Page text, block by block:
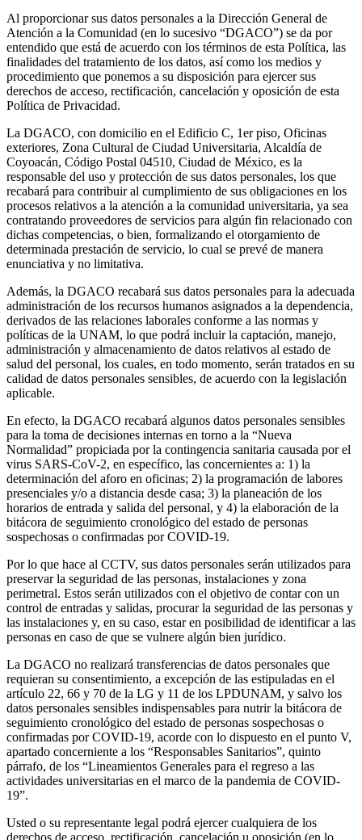
Al proporcionar sus datos personales a la Dirección General de
Atención a la Comunidad (en lo sucesivo “DGACO”) se da por
entendido que está de acuerdo con los términos de esta Política, las
finalidades del tratamiento de los datos, así como los medios y
procedimiento que ponemos a su disposición para ejercer sus
derechos de acceso, rectificación, cancelación y oposición de esta
Política de Privacidad.
La DGACO, con domicilio en el Edificio C, 1er piso, Oficinas
exteriores, Zona Cultural de Ciudad Universitaria, Alcaldía de
Coyoacán, Código Postal 04510, Ciudad de México, es la
responsable del uso y protección de sus datos personales, los que
recabará para contribuir al cumplimiento de sus obligaciones en los
procesos relativos a la atención a la comunidad universitaria, ya sea
contratando proveedores de servicios para algún fin relacionado con
dichas competencias, o bien, formalizando el otorgamiento de
determinada prestación de servicio, lo cual se prevé de manera
enunciativa y no limitativa.
Además, la DGACO recabará sus datos personales para la adecuada
administración de los recursos humanos asignados a la dependencia,
derivados de las relaciones laborales conforme a las normas y
políticas de la UNAM, lo que podrá incluir la captación, manejo,
administración y almacenamiento de datos relativos al estado de
salud del personal, los cuales, en todo momento, serán tratados en su
calidad de datos personales sensibles, de acuerdo con la legislación
aplicable.
En efecto, la DGACO recabará algunos datos personales sensibles
para la toma de decisiones internas en torno a la “Nueva
Normalidad” propiciada por la contingencia sanitaria causada por el
virus SARS-CoV-2, en específico, las concernientes a: 1) la
determinación del aforo en oficinas; 2) la programación de labores
presenciales y/o a distancia desde casa; 3) la planeación de los
horarios de entrada y salida del personal, y 4) la elaboración de la
bitácora de seguimiento cronológico del estado de personas
sospechosas o confirmadas por COVID-19.
Por lo que hace al CCTV, sus datos personales serán utilizados para
preservar la seguridad de las personas, instalaciones y zona
perimetral. Estos serán utilizados con el objetivo de contar con un
control de entradas y salidas, procurar la seguridad de las personas y
las instalaciones y, en su caso, estar en posibilidad de identificar a las
personas en caso de que se vulnere algún bien jurídico.
La DGACO no realizará transferencias de datos personales que
requieran su consentimiento, a excepción de las estipuladas en el
artículo 22, 66 y 70 de la LG y 11 de los LPDUNAM, y salvo los
datos personales sensibles indispensables para nutrir la bitácora de
seguimiento cronológico del estado de personas sospechosas o
confirmadas por COVID-19, acorde con lo dispuesto en el punto V,
apartado concerniente a los “Responsables Sanitarios”, quinto
párrafo, de los “Lineamientos Generales para el regreso a las
actividades universitarias en el marco de la pandemia de COVID-
19”.
Usted o su representante legal podrá ejercer cualquiera de los